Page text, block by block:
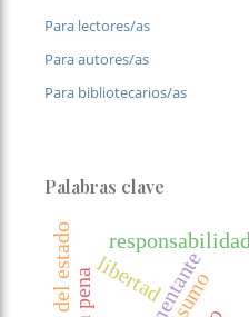
Para lectores/as
Para autores/as
Para bibliotecarios/as
Palabras clave
libertad